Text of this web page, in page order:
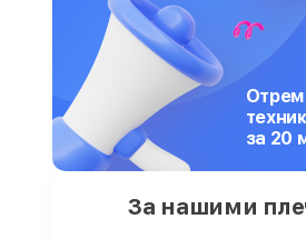
за 20
За нашими